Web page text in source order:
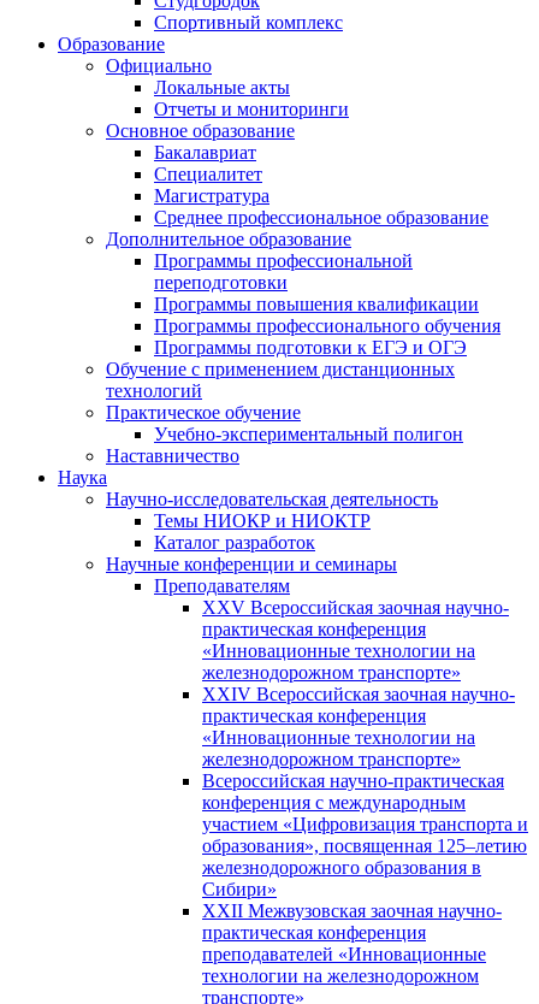
Спортивный комплекс
Образование
Официально
Локальные акты
Отчеты и мониторинги
Основное образование
Бакалавриат
Специалитет
Магистратура
Среднее профессиональное образование
Дополнительное образование
Программы профессиональной
переподготовки
Программы повышения квалификации
Программы профессионального обучения
Программы подготовки к ЕГЭ и ОГЭ
Обучение с применением дистанционных
технологий
Практическое обучение
Учебно-экспериментальный полигон
Наставничество
Наука
Научно-исследовательская деятельность
Темы НИОКР и НИОКТР
Каталог разработок
Научные конференции и семинары
Преподавателям
XXV Всероссийская заочная научно-
практическая конференция
«Инновационные технологии на
железнодорожном транспорте»
XXIV Всероссийская заочная научно-
практическая конференция
«Инновационные технологии на
железнодорожном транспорте»
Всероссийская научно-практическая
конференция с международным
участием «Цифровизация транспорта и
образования», посвященная 125–летию
железнодорожного образования в
Сибири»
XXII Межвузовская заочная научно-
практическая конференция
преподавателей «Инновационные
технологии на железнодорожном
транспорте»